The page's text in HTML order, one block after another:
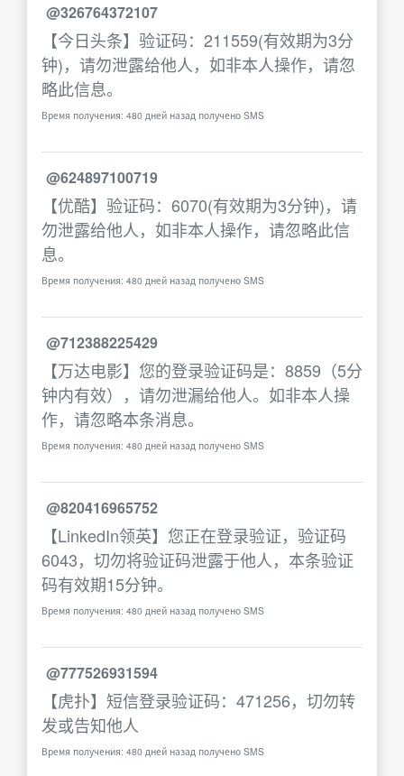
@326764372107
【今日头条】验证码：211559(有效期为3分
钟)，请勿泄露给他人，如非本人操作，请忽
略此信息。
Время получения: 480 дней назад получено SMS
@624897100719
【优酷】验证码：6070(有效期为3分钟)，请
勿泄露给他人，如非本人操作，请忽略此信
息。
Время получения: 480 дней назад получено SMS
@712388225429
【万达电影】您的登录验证码是：8859（5分
钟内有效），请勿泄漏给他人。如非本人操
作，请忽略本条消息。
Время получения: 480 дней назад получено SMS
@820416965752
【LinkedIn领英】您正在登录验证，验证码
6043，切勿将验证码泄露于他人，本条验证
码有效期15分钟。
Время получения: 480 дней назад получено SMS
@777526931594
【虎扑】短信登录验证码：471256，切勿转
发或告知他人
Время получения: 480 дней назад получено SMS